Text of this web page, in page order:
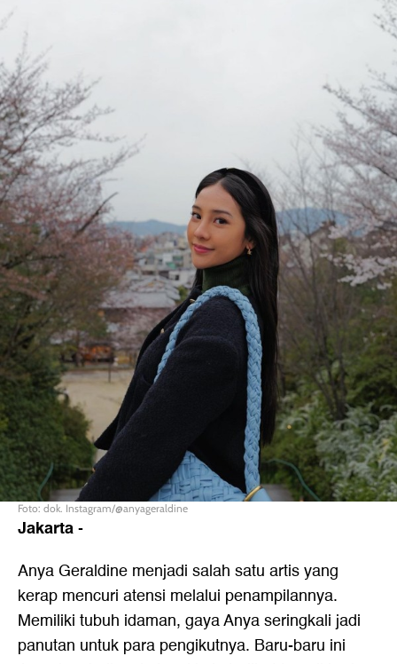
Foto: dok. Instagram/@anyageraldine
Jakarta-
Anya Geraldine menjadi salah satu artis yang
kerap mencuri atensi melalui penampilannya.
Memiliki tubuh idaman, gaya Anya seringkali jadi
panutan untuk para pengikutnya. Baru-baru ini